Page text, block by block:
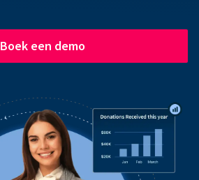
Boek een demo